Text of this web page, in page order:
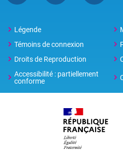
Légende
Témoins de connexion
Droits de Reproduction
Accessibilité : partiellement
conforme